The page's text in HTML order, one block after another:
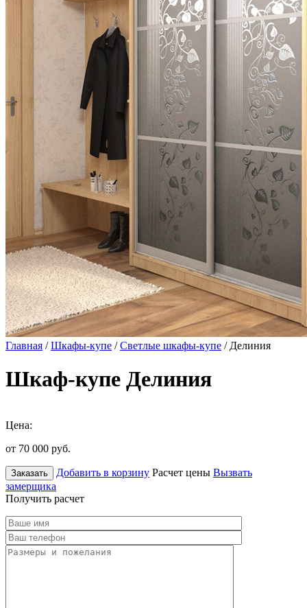
Главная /Шкафы-купе /Светлые шкафы-купе / Делиния
Шкаф-купе Делиния
Цена:
от 70 000 руб.
Заказать Добавить в корзину Расчет цены Вызвать
замерщика
Получить расчет